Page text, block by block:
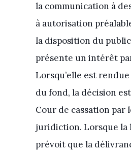
la communication à
à autorisation
la disposition du
présente un intérêt
Lorsqu’elle est
du fond, la décision
Cour de cassation par
juridiction. Lorsque la
prévoit que la